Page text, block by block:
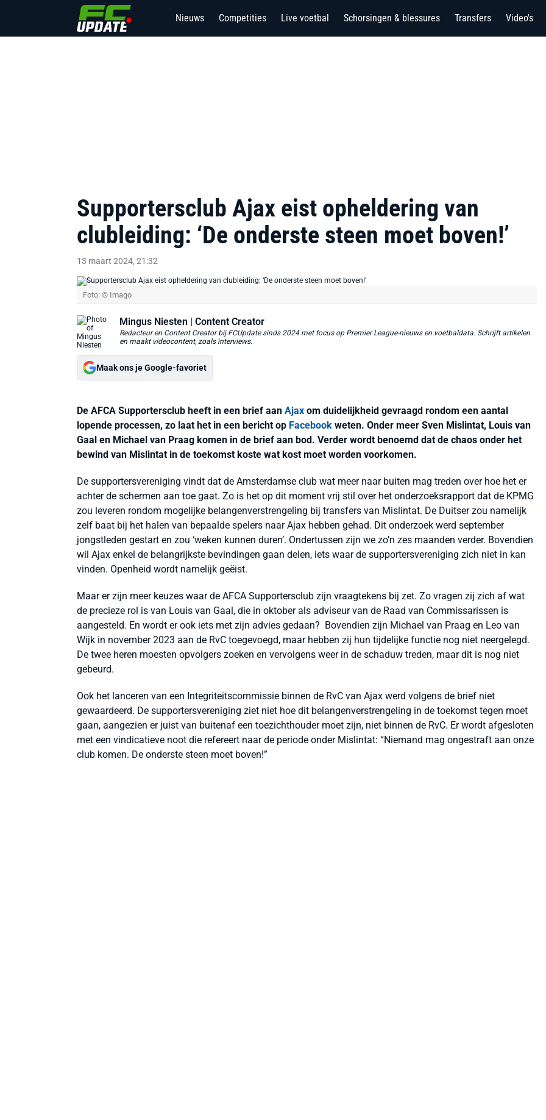
Nieuws Competities Live voetbal Schorsingen & blessures Transfers Video's
Supportersclub Ajax eist opheldering van
clubleiding: ‘De onderste steen moet boven!’
13 maart 2024, 21:32
Foto: © Imago
Mingus Niesten | Content Creator
Redacteur en Content Creator bij FCUpdate sinds 2024 met focus op Premier League-nieuws en voetbaldata. Schrijft artikelen
en maakt videocontent, zoals interviews.
Maak ons je Google-favoriet
De AFCA Supportersclub heeft in een brief aan Ajax om duidelijkheid gevraagd rondom een aantal
lopende processen, zo laat het in een bericht op Facebook weten. Onder meer Sven Mislintat, Louis van
Gaal en Michael van Praag komen in de brief aan bod. Verder wordt benoemd dat de chaos onder het
bewind van Mislintat in de toekomst koste wat kost moet worden voorkomen.
De supportersvereniging vindt dat de Amsterdamse club wat meer naar buiten mag treden over hoe het er
achter de schermen aan toe gaat. Zo is het op dit moment vrij stil over het onderzoeksrapport dat de KPMG
zou leveren rondom mogelijke belangenverstrengeling bij transfers van Mislintat. De Duitser zou namelijk
zelf baat bij het halen van bepaalde spelers naar Ajax hebben gehad. Dit onderzoek werd september
jongstleden gestart en zou ‘weken kunnen duren’. Ondertussen zijn we zo’n zes maanden verder. Bovendien
wil Ajax enkel de belangrijkste bevindingen gaan delen, iets waar de supportersvereniging zich niet in kan
vinden. Openheid wordt namelijk geëist.
Maar er zijn meer keuzes waar de AFCA Supportersclub zijn vraagtekens bij zet. Zo vragen zij zich af wat
de precieze rol is van Louis van Gaal, die in oktober als adviseur van de Raad van Commissarissen is
aangesteld. En wordt er ook iets met zijn advies gedaan? Bovendien zijn Michael van Praag en Leo van
Wijk in november 2023 aan de RvC toegevoegd, maar hebben zij hun tijdelijke functie nog niet neergelegd.
De twee heren moesten opvolgers zoeken en vervolgens weer in de schaduw treden, maar dit is nog niet
gebeurd.
Ook het lanceren van een Integriteitscommissie binnen de RvC van Ajax werd volgens de brief niet
gewaardeerd. De supportersvereniging ziet niet hoe dit belangenverstrengeling in de toekomst tegen moet
gaan, aangezien er juist van buitenaf een toezichthouder moet zijn, niet binnen de RvC. Er wordt afgesloten
met een vindicatieve noot die refereert naar de periode onder Mislintat: “Niemand mag ongestraft aan onze
club komen. De onderste steen moet boven!”